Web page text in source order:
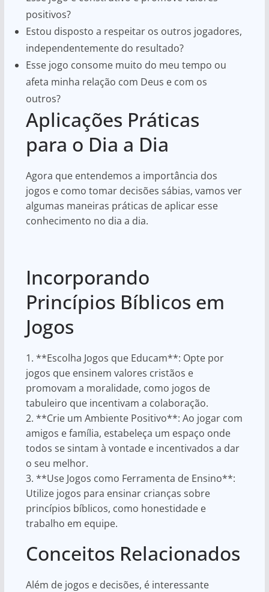
positivos?
Estou disposto a respeitar os outros jogadores,
independentemente do resultado?
Esse jogo consome muito do meu tempo ou
afeta minha relação com Deus e com os
outros?
Aplicações Práticas
para o Dia a Dia
Agora que entendemos a importância dos
jogos e como tomar decisões sábias, vamos ver
algumas maneiras práticas de aplicar esse
conhecimento no dia a dia.
Incorporando
Princípios Bíblicos em
Jogos
1. **Escolha Jogos que Educam**: Opte por
jogos que ensinem valores cristãos e
promovam a moralidade, como jogos de
tabuleiro que incentivam a colaboração.
2. **Crie um Ambiente Positivo**: Ao jogar com
amigos e família, estabeleça um espaço onde
todos se sintam à vontade e incentivados a dar
o seu melhor.
3. **Use Jogos como Ferramenta de Ensino**:
Utilize jogos para ensinar crianças sobre
princípios bíblicos, como honestidade e
trabalho em equipe.
Conceitos Relacionados
Além de jogos e decisões, é interessante